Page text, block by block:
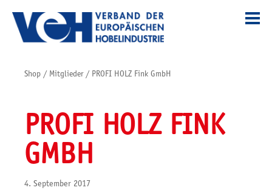
Shop / Mitglieder/ PROFI HOLZ Fink GmbH
PROFI HOLZ FINK
GMBH
4. September 2017